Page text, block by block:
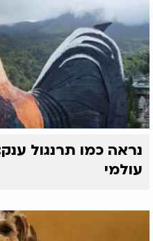
נראה כמו תרנגול
עולמי